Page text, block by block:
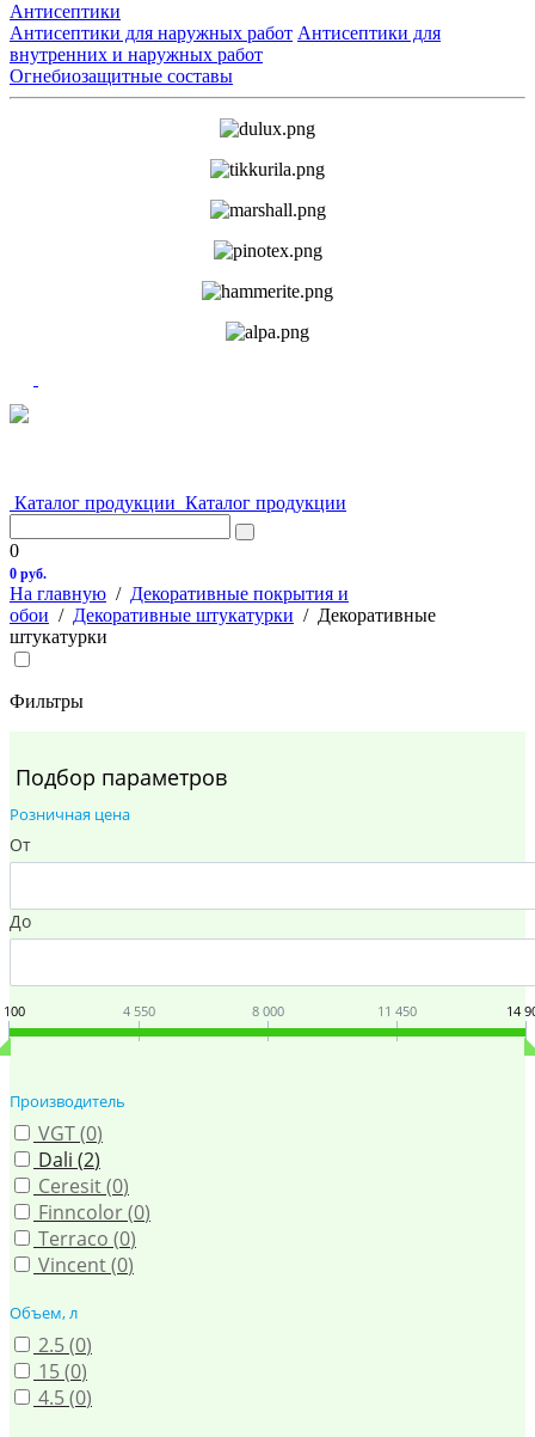
Антисептики
Антисептики для наружных работ Антисептики для
внутренних и наружных работ
Огнебиозащитные составы
Каталог продукции Каталог продукции
0
0 руб.
На главную / Декоративные покрытия и
обои / Декоративные штукатурки / Декоративные
штукатурки
Фильтры
Подбор параметров
Розничная цена
От
До
100 4 550 8 000 11 450 14
Производитель
VGT (0)
Dali (2)
Ceresit (0)
Finncolor (0)
Terraco (0)
Vincent (0)
Объем, л
2.5 (0)
15 (0)
4.5 (0)